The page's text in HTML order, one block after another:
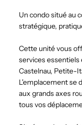
Un condo situé au
stratégique,
Cette unité vous
services essentiels
Castelnau, Petite-
L'emplacement se
aux grands axes
tous vos